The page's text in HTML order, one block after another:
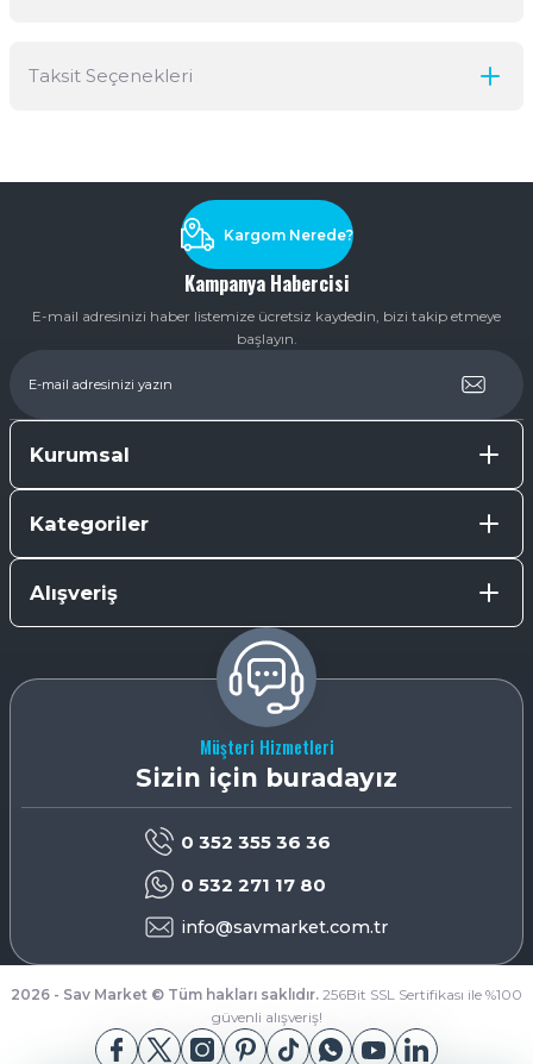
Taksit Seçenekleri
Kampanya Habercisi
E-mail adresinizi haber listemize ücretsiz kaydedin, bizi takip etmeye
başlayın.
Kargom Nerede?
Kurumsal
Kategoriler
Alışveriş
Müşteri Hizmetleri
Sizin için buradayız
0 352 355 36 36
0 532 271 17 80
info@savmarket.com.tr
2026 - Sav Market © Tüm hakları saklıdır. 256Bit SSL Sertifikası ile %100
güvenli alışveriş!